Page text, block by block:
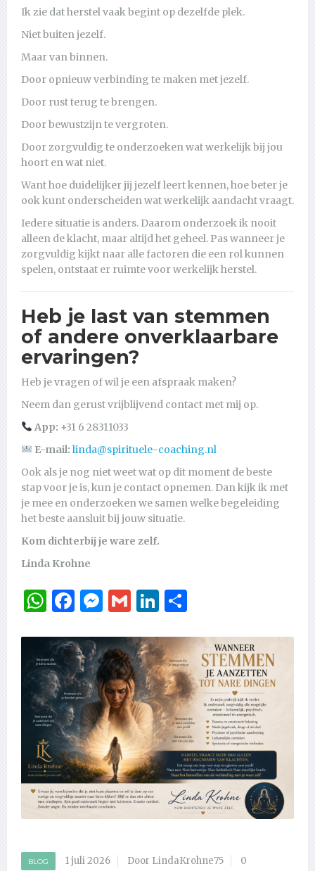
Ik zie dat herstel vaak begint op dezelfde plek.
Niet buiten jezelf.
Maar van binnen.
Door opnieuw verbinding te maken met jezelf.
Door rust terug te brengen.
Door bewustzijn te vergroten.
Door zorgvuldig te onderzoeken wat werkelijk bij jou
hoort en wat niet.
Want hoe duidelijker jij jezelf leert kennen, hoe beter je
ook kunt onderscheiden wat werkelijk aandacht vraagt.
Iedere situatie is anders. Daarom onderzoek ik nooit
alleen de klacht, maar altijd het geheel. Pas wanneer je
zorgvuldig kijkt naar alle factoren die een rol kunnen
spelen, ontstaat er ruimte voor werkelijk herstel.
Heb je last van stemmen
of andere onverklaarbare
ervaringen?
Heb je vragen of wil je een afspraak maken?
Neem dan gerust vrijblijvend contact met mij op.
App: +31 6 28311033
E-mail: linda@spirituele-coaching.nl
Ook als je nog niet weet wat op dit moment de beste
stap voor je is, kun je contact opnemen. Dan kijk ik met
je mee en onderzoeken we samen welke begeleiding
het beste aansluit bij jouw situatie.
Kom dichterbij je ware zelf.
Linda Krohne
WhatsApp
Facebook
Messenger
GmailLinkedIn
BLOG 1 juli 2026 Door LindaKrohne75
0